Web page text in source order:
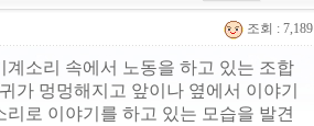
조회 : 7,189
소리 속에서 노동을 하고 있는 조합
가 멍멍해지고 앞이나 옆에서 이야기
로 이야기를 하고 있는 모습을 발견